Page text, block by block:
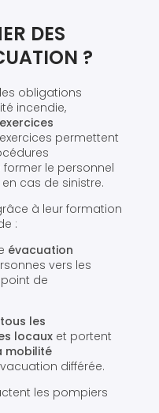
DES
?
obligations
incendie,
exercices
permettent
le personnel
cas de sinistre.
à leur formation
:
évacuation
vers les
de
tous les
locaux et portent
mobilité
différée.
les pompiers